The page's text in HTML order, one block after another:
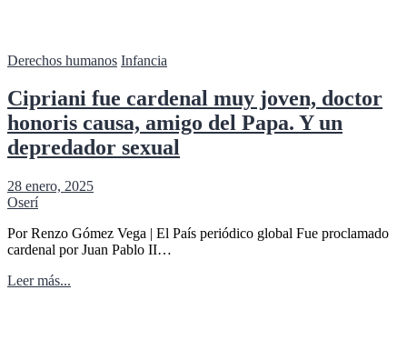
Derechos humanos Infancia
Cipriani fue cardenal muy joven, doctor
honoris causa, amigo del Papa. Y un
depredador sexual
28 enero, 2025
Oserí
Por Renzo Gómez Vega | El País periódico global Fue proclamado
cardenal por Juan Pablo II…
Leer más...